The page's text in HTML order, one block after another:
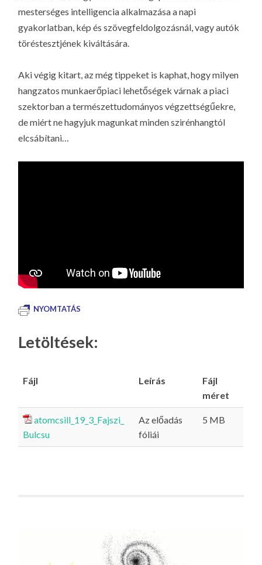
mesterséges intelligencia alkalmazása a napi
gyakorlatban, kép és szövegfeldolgozásnál, vagy autók
töréstesztjének kiváltására.
Aki végig kitart, az még tippeket is kaphat, hogy milyen
hangzatos munkaerőpiaci lehetőségek várnak a piaci
szektorban a természettudományos végzettségűekre,
de miért ne hagyjuk magunkat minden szirénhangtól
elcsábítani…
NYOMTATÁS
Letöltések:
Fájl Leírás
Fájl
méret
atomcsill_19_3_Fajszi_
Bulcsu
Az előadás
fóliái
5 MB